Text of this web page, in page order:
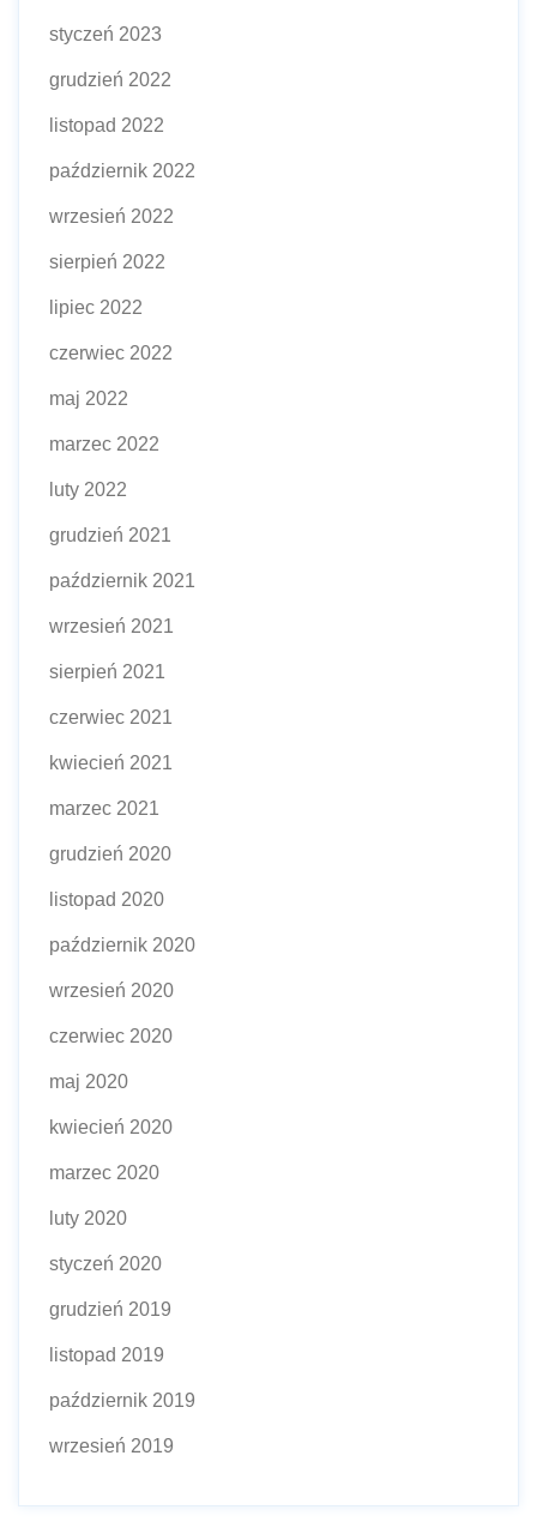
styczeń 2023
grudzień 2022
listopad 2022
październik 2022
wrzesień 2022
sierpień 2022
lipiec 2022
czerwiec 2022
maj 2022
marzec 2022
luty 2022
grudzień 2021
październik 2021
wrzesień 2021
sierpień 2021
czerwiec 2021
kwiecień 2021
marzec 2021
grudzień 2020
listopad 2020
październik 2020
wrzesień 2020
czerwiec 2020
maj 2020
kwiecień 2020
marzec 2020
luty 2020
styczeń 2020
grudzień 2019
listopad 2019
październik 2019
wrzesień 2019